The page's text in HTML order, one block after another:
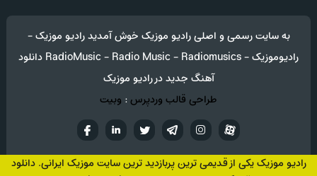
به سایت رسمی و اصلی رادیو موزیک خوش آمدید رادیو موزیک -
رادیوموزیک - RadioMusic - Radio Music - Radiomusics دانلود
آهنگ جدید در رادیو موزیک
طراحی قالب وردپرس: وبیت
تويترتلگراماینستاگرام
آپارات
رادیو موزیک یکی از قدیمی ترین پربازدید ترین سایت موزیک ایرانی. دانلود